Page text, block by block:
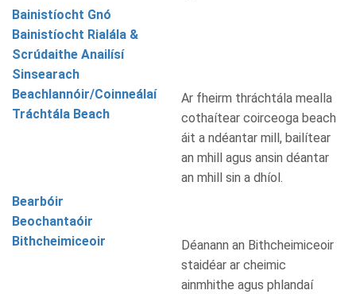
Bainistíocht Gnó
Bainistíocht Rialála &
Scrúdaithe Anailísí
Sinsearach
Beachlannóir/Coinneálaí
Tráchtála Beach
Ar fheirm thráchtála mealla
cothaítear coirceoga beach
áit a ndéantar mill, bailítear
an mhill agus ansin déantar
an mhill sin a dhíol.
Bearbóir
Beochantaóir
Bithcheimiceoir
Déanann an Bithcheimiceoir
staidéar ar cheimic
ainmhithe agus phlandaí